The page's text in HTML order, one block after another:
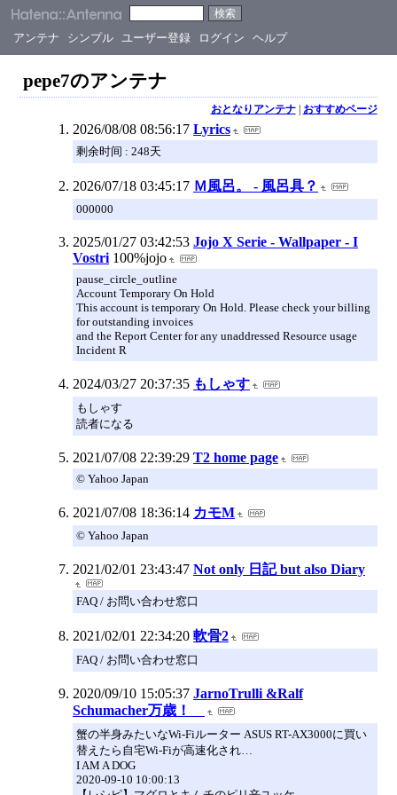
アンテナ シンプル ユーザー登録 ログイン ヘルプ
pepe7のアンテナ
おとなりアンテナ| おすすめページ
2026/08/08 08:56:17 Lyrics
剩余时间 : 248天
2026/07/18 03:45:17 Ｍ風呂。 - 風呂具？
000000
2025/01/27 03:42:53 Jojo X Serie - Wallpaper - I
Vostri 100%jojo
pause_circle_outline
Account Temporary On Hold
This account is temporary On Hold. Please check your billing
for outstanding invoices
and the Report Center for any unaddressed Resource usage
Incident R
2024/03/27 20:37:35 もしゃす
もしゃす
読者になる
2021/07/08 22:39:29 T2 home page
© Yahoo Japan
2021/07/08 18:36:14 カモM
© Yahoo Japan
2021/02/01 23:43:47 Not only 日記 but also Diary
FAQ / お問い合わせ窓口
2021/02/01 22:34:20 軟骨2
FAQ / お問い合わせ窓口
2020/09/10 15:05:37 JarnoTrulli &Ralf
Schumacher万歳！
蟹の半身みたいなWi-Fiルーター ASUS RT-AX3000に買い
替えたら自宅Wi-Fiが高速化され…
I AM A DOG
2020-09-10 10:00:13